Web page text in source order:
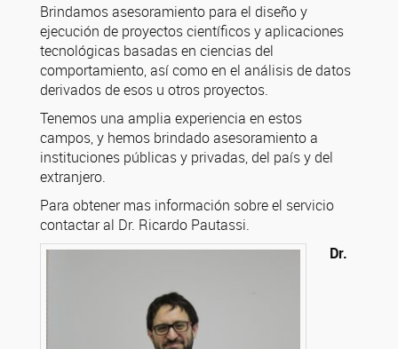
Brindamos asesoramiento para el diseño y
ejecución de proyectos científicos y aplicaciones
tecnológicas basadas en ciencias del
comportamiento, así como en el análisis de datos
derivados de esos u otros proyectos.
Tenemos una amplia experiencia en estos
campos, y hemos brindado asesoramiento a
instituciones públicas y privadas, del país y del
extranjero.
Para obtener mas información sobre el servicio
contactar al Dr. Ricardo Pautassi.
Dr.